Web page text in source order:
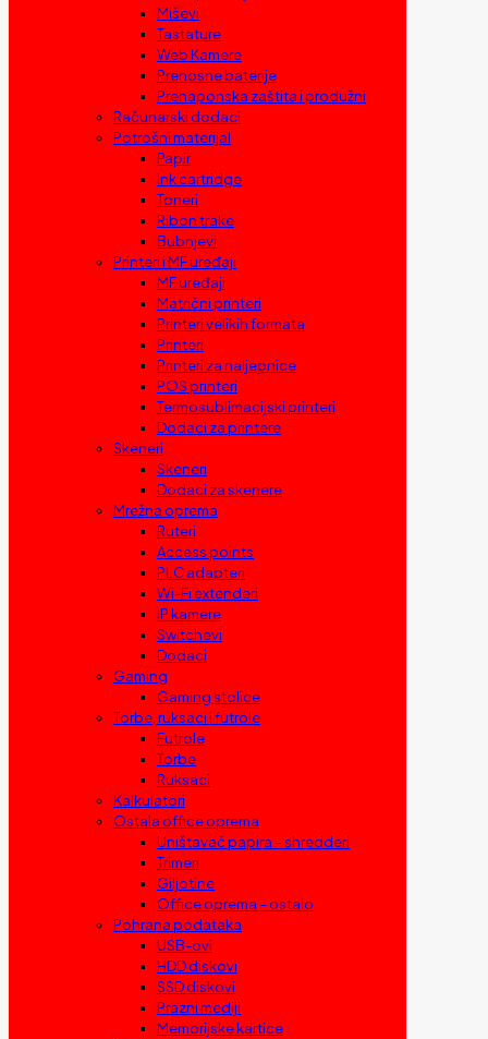
Miševi
Tastature
Web Kamere
Prenosne baterije
Prenaponska zaštita i produžni
Računarski dodaci
Potrošni materijal
Papir
Ink cartridge
Toneri
Ribon trake
Bubnjevi
Printeri i MF uređaji
MF uređaji
Matrični printeri
Printeri velikih formata
Printeri
Printeri za naljepnice
POS printeri
Termosublimacijski printeri
Dodaci za printere
Skeneri
Skeneri
Dodaci za skenere
Mrežna oprema
Ruteri
Access points
PLC adapteri
Wi-Fi extenderi
IP kamere
Switchevi
Dodaci
Gaming
Gaming stolice
Torbe, ruksaci i futrole
Futrole
Torbe
Ruksaci
Kalkulatori
Ostala office oprema
Uništavač papira – shredderi
Trimeri
Giljotine
Office oprema – ostalo
Pohrana podataka
USB-ovi
HDD diskovi
SSD diskovi
Prazni mediji
Memorijske kartice